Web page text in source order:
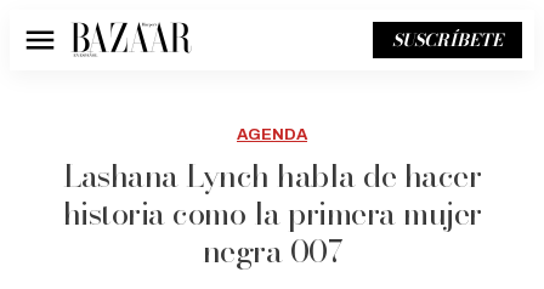
Menú SUSCRÍBETE
AGENDA
Lashana Lynch habla de hacer
historia como la primera mujer
negra 007